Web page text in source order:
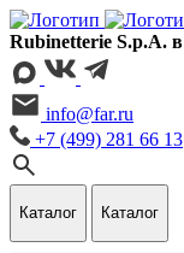
Rubinetterie S.p.A.
info@far.ru
+7 (499) 281 66 13
Каталог Каталог